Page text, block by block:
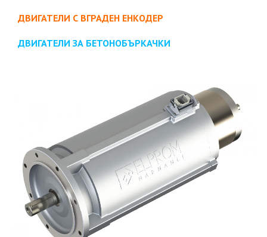
ДВИГАТЕЛИ С ВГРАДЕН ЕНКОДЕР
ДВИГАТЕЛИ ЗА БЕТОНОБЪРКАЧКИ